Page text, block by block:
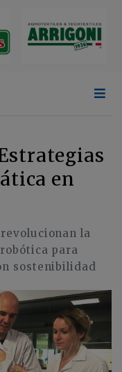
en
la
para
sostenibilidad